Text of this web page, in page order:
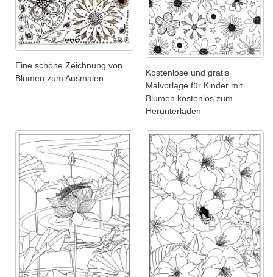
Eine schöne Zeichnung von
Blumen zum Ausmalen
Kostenlose und gratis
Malvorlage für Kinder mit
Blumen kostenlos zum
Herunterladen